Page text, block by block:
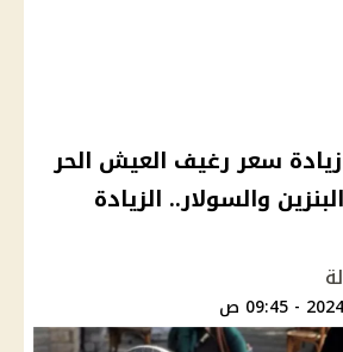
سعر رغيف العيش الحر
والسولار.. الزيادة